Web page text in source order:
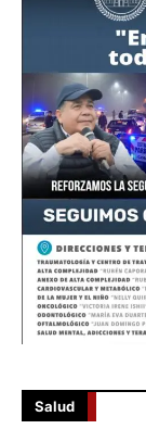
Salud